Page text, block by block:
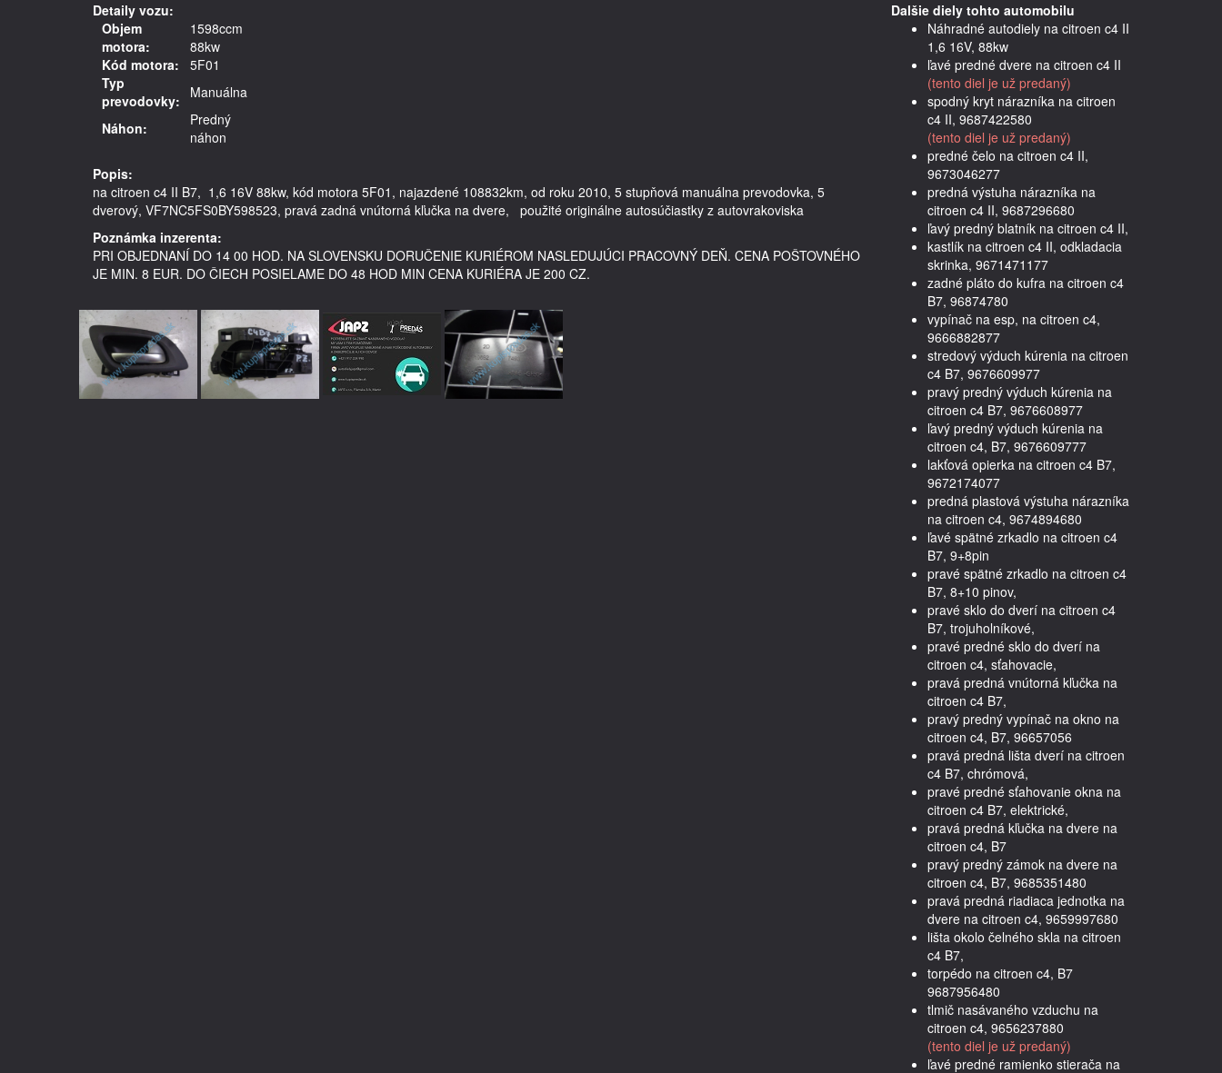
Detaily vozu:
Objem
motora:
1598ccm
88kw
Kód motora:
5F01
Typ
prevodovky:
Manuálna
Náhon:
Predný
náhon
Popis:
na citroen c4 II B7,  1,6 16V 88kw, kód motora 5F01, najazdené 108832km, od roku 2010, 5 stupňová manuálna prevodovka, 5
Poznámka inzerenta:
PRI OBJEDNANÍ DO 14 00 HOD. NA SLOVENSKU DORUČENIE KURIÉROM NASLEDUJÚCI PRACOVNÝ DEŇ. CENA POŠTOVNÉHO
JE MIN. 8 EUR. DO ČIECH POSIELAME DO 48 HOD MIN CENA KURIÉRA JE 200 CZ.
Dalšie diely tohto automobilu
Náhradné autodiely na citroen c4 II
1,6 16V, 88kw
ľavé predné dvere na citroen c4 II
(tento diel je už predaný)
spodný kryt nárazníka na citroen
c4 II, 9687422580
(tento diel je už predaný)
predné čelo na citroen c4 II,
9673046277
predná výstuha nárazníka na
citroen c4 II, 9687296680
ľavý predný blatník na citroen c4 II,
kastlík na citroen c4 II, odkladacia
skrinka, 9671471177
zadné pláto do kufra na citroen c4
B7, 96874780
vypínač na esp, na citroen c4,
9666882877
stredový výduch kúrenia na citroen
c4 B7, 9676609977
pravý predný výduch kúrenia na
citroen c4 B7, 9676608977
ľavý predný výduch kúrenia na
citroen c4, B7, 9676609777
lakťová opierka na citroen c4 B7,
9672174077
predná plastová výstuha nárazníka
na citroen c4, 9674894680
ľavé spätné zrkadlo na citroen c4
B7, 9+8pin
pravé spätné zrkadlo na citroen c4
B7, 8+10 pinov,
pravé sklo do dverí na citroen c4
B7, trojuholníkové,
pravé predné sklo do dverí na
citroen c4, sťahovacie,
pravá predná vnútorná kľučka na
citroen c4 B7,
pravý predný vypínač na okno na
citroen c4, B7, 96657056
pravá predná lišta dverí na citroen
c4 B7, chrómová,
pravé predné sťahovanie okna na
citroen c4 B7, elektrické,
pravá predná kľučka na dvere na
citroen c4, B7
pravý predný zámok na dvere na
citroen c4, B7, 9685351480
pravá predná riadiaca jednotka na
dvere na citroen c4, 9659997680
lišta okolo čelného skla na citroen
c4 B7,
torpédo na citroen c4, B7
9687956480
tlmič nasávaného vzduchu na
citroen c4, 9656237880
(tento diel je už predaný)
ľavé predné ramienko stierača na